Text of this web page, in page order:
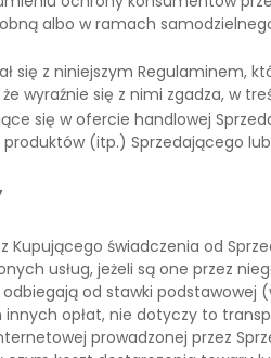
albo w ramach
się z niniejszym
wyraźnie się z nimi zgadza, w
się w ofercie handlowej
(itp.) Sprzedającego
świadczenia od
usług, jeżeli są one przez
od stawki
opłat, nie dotyczy to
prowadzonej przez